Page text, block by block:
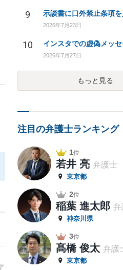
9
2026年7月23日
10
2026年7月27日
もっと見る
注目の弁護士ランキング
1位
若井 亮 弁護士
東京都
2位
稲葉 進太郎 弁
神奈川県
3位
髙橋 俊太 弁護
東京都